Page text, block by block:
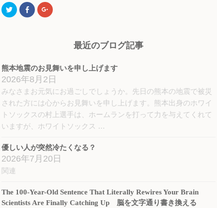
ク
リ
(新
し
い
ウ
ィ
ン
ド
ウ
で
き
ま
Facebook
で
ッ
ク
し
て
く
だ
さ
い
(新
し
ウ
ド
ウ
で
ク
リ
(新
し
い
ウ
ィ
ン
ド
ウ
で
開
き
ま
最近のブログ記事
熊本地震のお見舞いを申し上げます
2026年8月2日
みなさまお元気にお過ごしでしょうか。先日の熊本の地震で被災
された方には心からお見舞いを申し上げます。熊本出身のホワイ
トソックスの村上選手は、ホームランを打って力を与えてくれて
いますが、ホワイトソックス …
優しい人が突然冷たくなる？
2026年7月20日
関連
The 100-Year-Old Sentence That Literally Rewires Your Brain
Scientists Are Finally Catching Up 脳を文字通り書き換える